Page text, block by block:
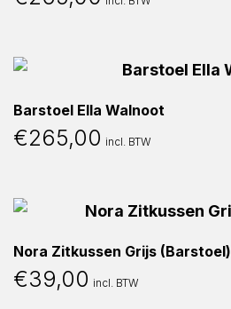
Barstoel Ella Walnoot
€265,00 incl. BTW
Nora Zitkussen Grijs (Barstoel)
€39,00 incl. BTW